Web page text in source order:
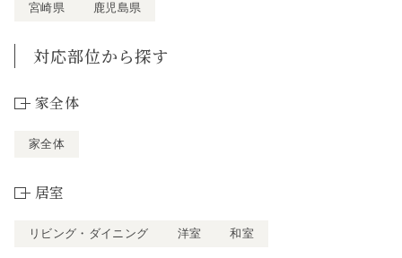
宮崎県
鹿児島県
対応部位から探す
家全体
家全体
居室
リビング・ダイニング 洋室 和室